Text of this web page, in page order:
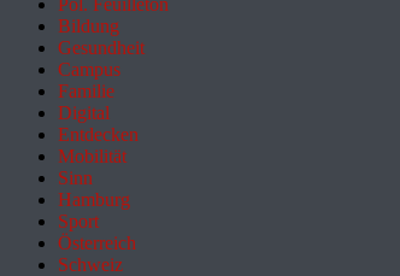
Pol. Feuilleton
Bildung
Gesundheit
Campus
Familie
Digital
Entdecken
Mobilität
Sinn
Hamburg
Sport
Österreich
Schweiz